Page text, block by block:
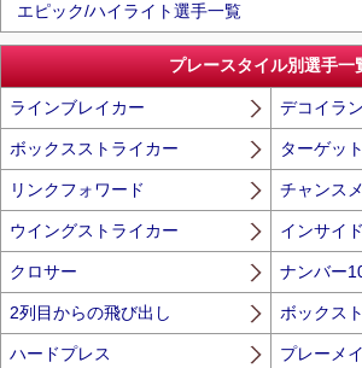
エピック/ハイライト選手一覧
プレースタイル別選手一
ラインブレイカー デコイラン
ボックスストライカー ターゲッ
リンクフォワード チャンス
ウイングストライカー インサイ
クロサー ナンバー
2列目からの飛び出し ボックス
ハードプレス プレーメ